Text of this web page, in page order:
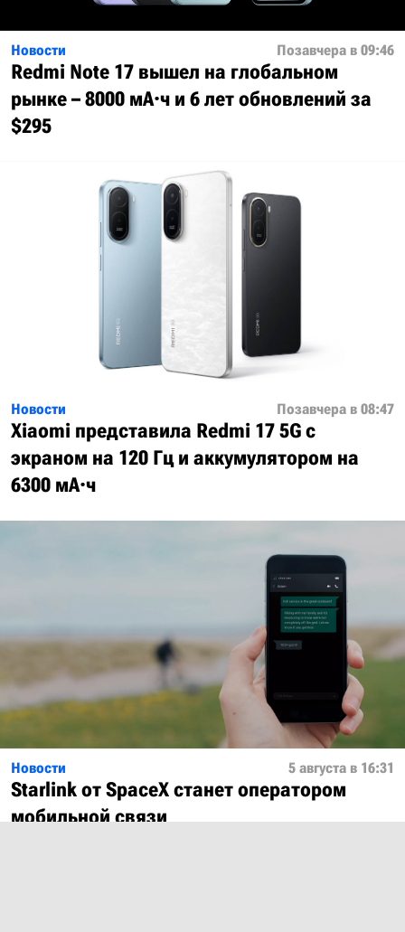
Новости Позавчера в 09:46
Redmi Note 17 вышел на глобальном
рынке – 8000 мА·ч и 6 лет обновлений за
$295
Новости Позавчера в 08:47
Xiaomi представила Redmi 17 5G с
экраном на 120 Гц и аккумулятором на
6300 мА·ч
Новости 5 августа в 16:31
Starlink от SpaceX станет оператором
мобильной связи